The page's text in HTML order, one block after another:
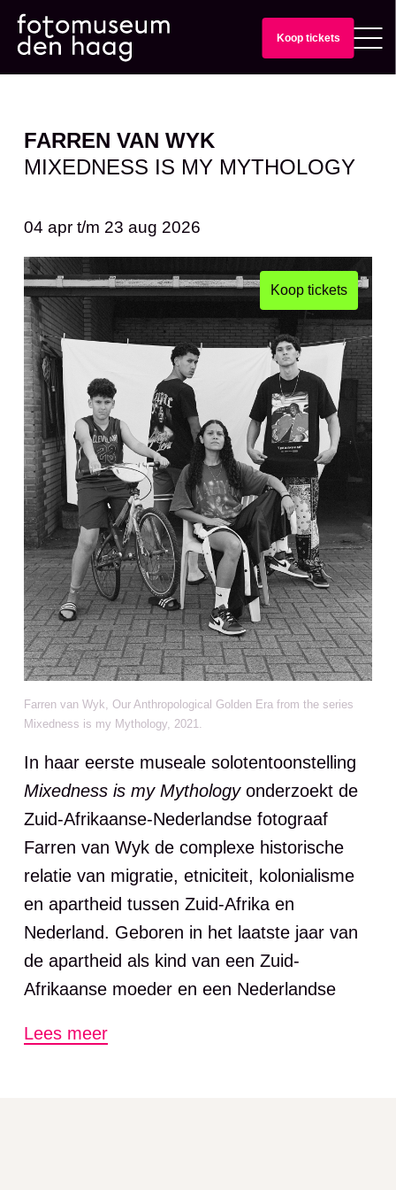
Koop tickets
FARREN VAN WYK
MIXEDNESS IS MY MYTHOLOGY
04 aprt/m 23 aug 2026
Farren van Wyk, Our Anthropological Golden Era from the series
Mixedness is my Mythology, 2021.
Koop tickets
In haar eerste museale solotentoonstelling
Mixedness is my Mythologyonderzoekt de
Zuid-Afrikaanse-Nederlandse fotograaf
Farren van Wyk de complexe historische
relatie van migratie, etniciteit, kolonialisme
en apartheid tussen Zuid-Afrika en
Nederland. Geboren in het laatste jaar van
de apartheid als kind van een Zuid-
Afrikaanse moeder en een Nederlandse
‘coloured’. Vanaf haar zesde groeide ze op
Lees meer